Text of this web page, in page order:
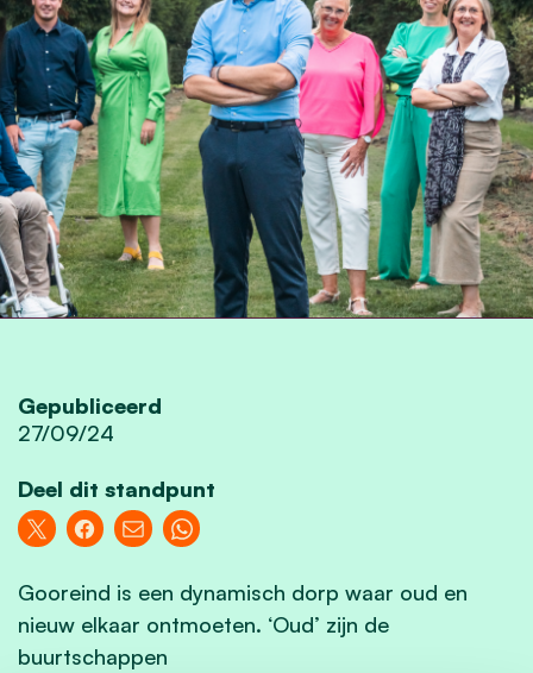
Gepubliceerd
27/09/24
Deel dit standpunt
Gooreind is een dynamisch dorp waar oud en
nieuw elkaar ontmoeten. ‘Oud’ zijn de
buurtschappen